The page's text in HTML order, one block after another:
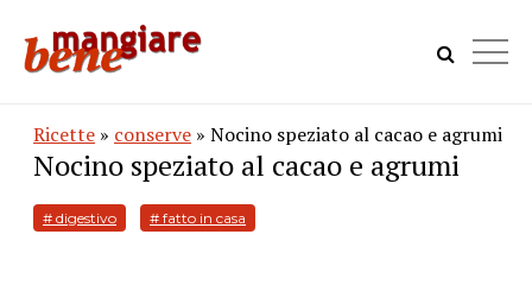
Ricette » conserve » Nocino speziato al cacao e agrumi
Nocino speziato al cacao e agrumi
# digestivo # fatto in casa